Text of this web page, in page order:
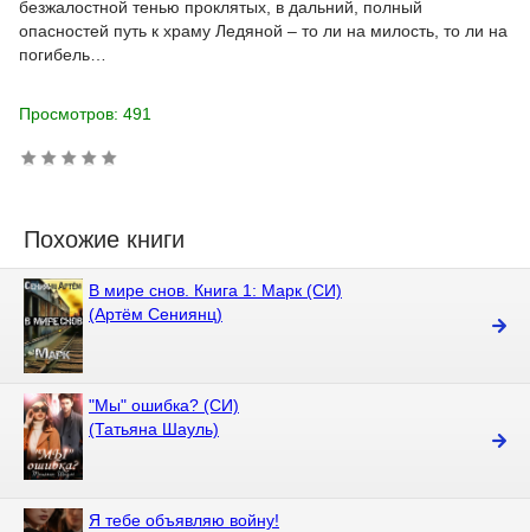
безжалостной тенью проклятых, в дальний, полный
опасностей путь к храму Ледяной – то ли на милость, то ли на
погибель…
Просмотров: 491
Похожие книги
В мире снов. Книга 1: Марк (СИ)
(Артём Сениянц)
"Мы" ошибка? (СИ)
(Татьяна Шауль)
Я тебе объявляю войну!